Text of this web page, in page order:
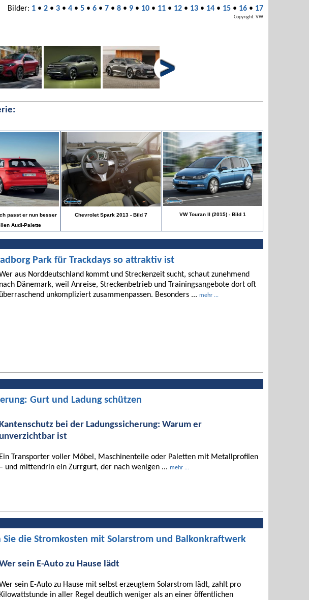
Bilder: 1 • 2 • 3 • 4 • 5 • 6 • 7 • 8 • 9 • 10 • 11 • 12 • 13 • 14 • 15 • 16 • 17
Copyright: VW
passt er nun besser
Audi-Palette
Chevrolet Spark 2013 - Bild 7 VW Touran II (2015) - Bild 1
Park für Trackdays so attraktiv ist
aus Norddeutschland kommt und Streckenzeit sucht, schaut zunehmend
nach Dänemark, weil Anreise, Streckenbetrieb und Trainingsangebote dort oft
überraschend unkompliziert zusammenpassen. Besonders ... mehr ...
Gurt und Ladung schützen
Kantenschutz bei der Ladungssicherung: Warum er
unverzichtbar ist
Ein Transporter voller Möbel, Maschinenteile oder Paletten mit Metallprofilen
– und mittendrin ein Zurrgurt, der nach wenigen ... mehr ...
Sie die Stromkosten mit Solarstrom und Balkonkraftwerk
sein E-Auto zu Hause lädt
sein E-Auto zu Hause mit selbst erzeugtem Solarstrom lädt, zahlt pro
Kilowattstunde in aller Regel deutlich weniger als an einer öffentlichen